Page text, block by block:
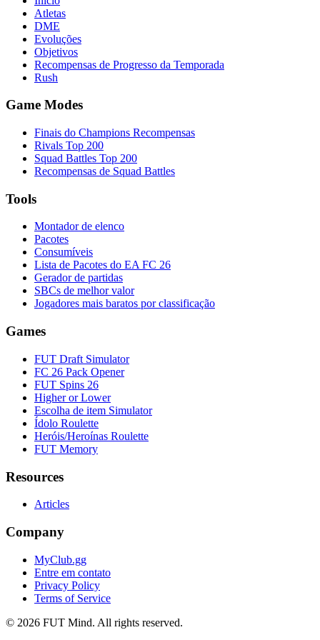
Atletas
DME
Evoluções
Objetivos
Recompensas de Progresso da Temporada
Rush
Game Modes
Finais do Champions Recompensas
Rivals Top 200
Squad Battles Top 200
Recompensas de Squad Battles
Tools
Montador de elenco
Pacotes
Consumíveis
Lista de Pacotes do EA FC 26
Gerador de partidas
SBCs de melhor valor
Jogadores mais baratos por classificação
Games
FUT Draft Simulator
FC 26 Pack Opener
FUT Spins 26
Higher or Lower
Escolha de item Simulator
Ídolo Roulette
Heróis/Heroínas Roulette
FUT Memory
Resources
Articles
Company
MyClub.gg
Entre em contato
Privacy Policy
Terms of Service
© 2026 FUT Mind. All rights reserved.